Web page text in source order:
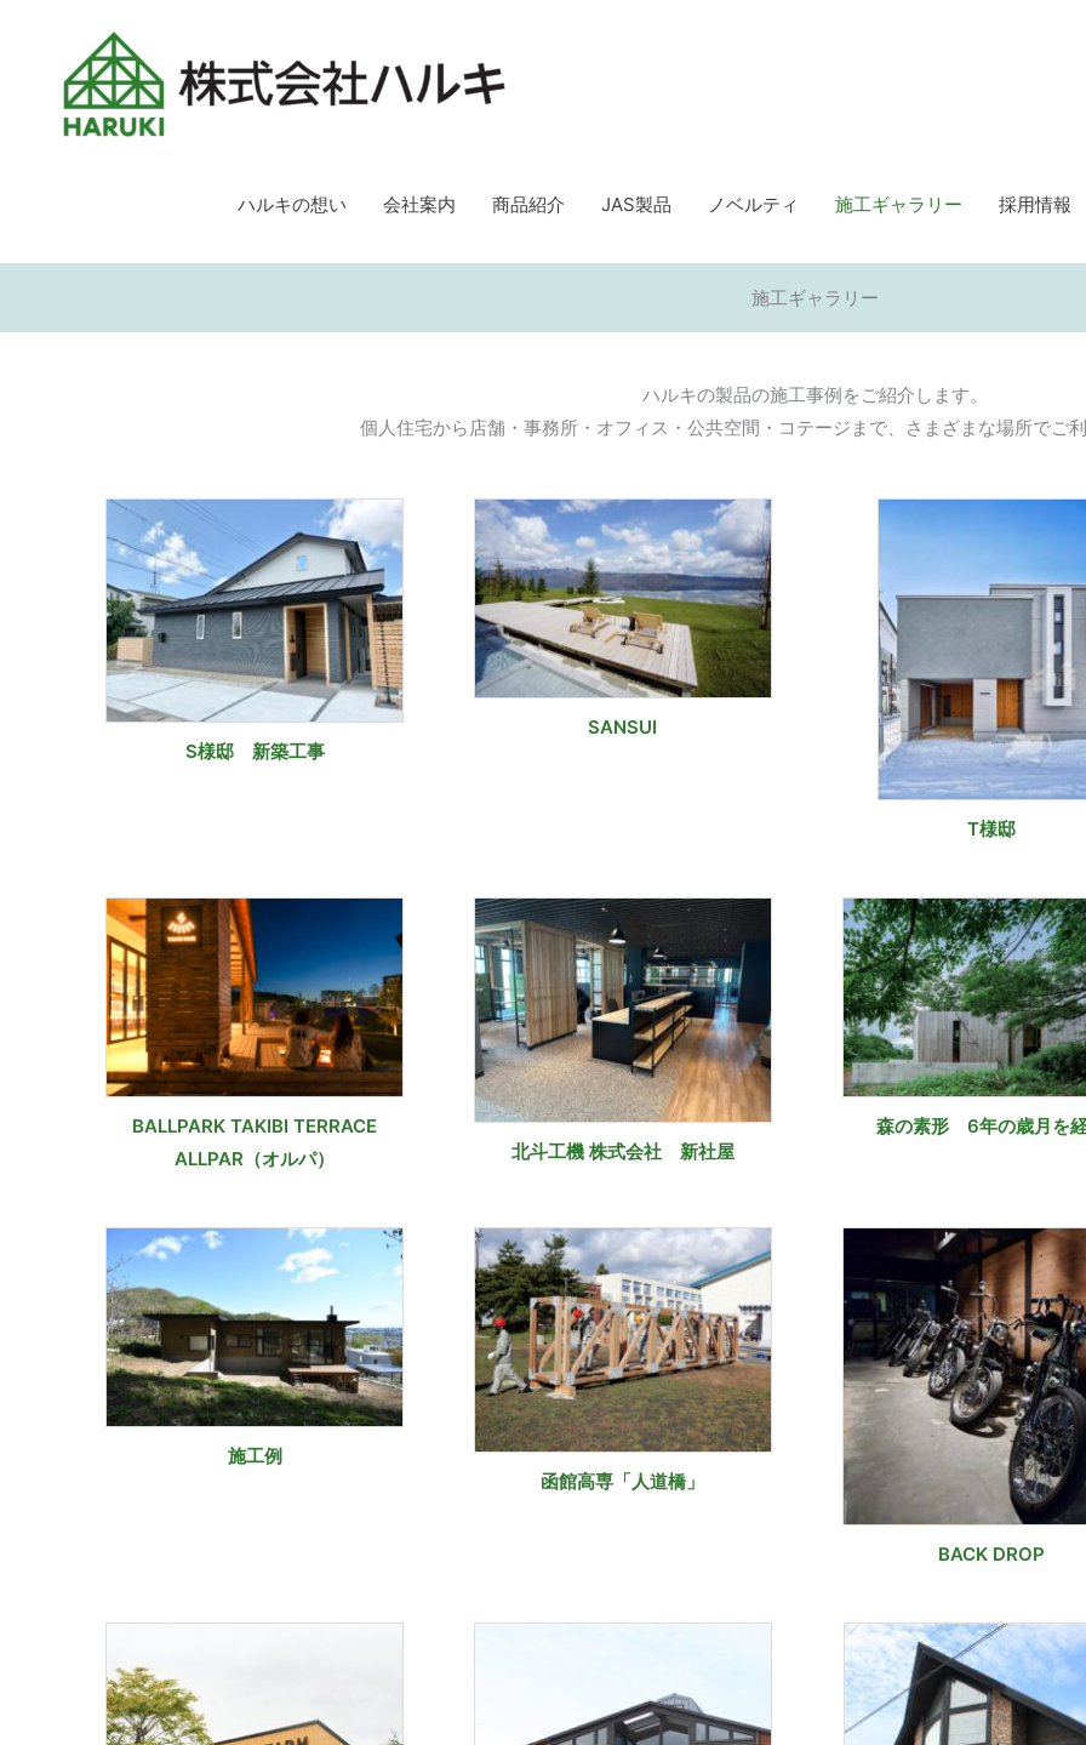
ハルキの想い 会社案内 商品紹介 JAS製品 ノベルティ 施工ギャラリー 採用情報
施工ギャラリー
ハルキの製品の施工事例をご紹介します。
個人住宅から店舗・事務所・オフィス・公共空間・コテージまで、さまざまな場所でご
S様邸 新築工事
SANSUI
T様邸
BALLPARK TAKIBI TERRACE
ALLPAR（オルパ）
北斗工機 株式会社 新社屋
森の素形 6年の歳月を
施工例
函館高専「人道橋」
BACK DROP